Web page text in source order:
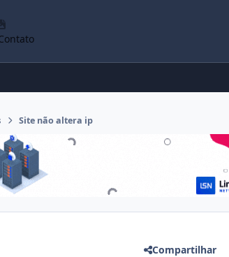
Site não altera ip
Compartilhar